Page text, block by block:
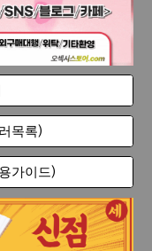
목록)
가이드)